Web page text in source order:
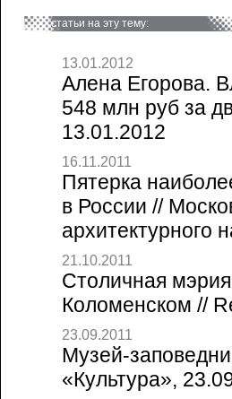
статьи на эту тему:
13.01.2012
Алена Егорова.
548 млн руб за
13.01.2012
16.11.2011
Пятерка
в России //
архитектурного
21.10.2011
Столичная
Коломенском //
23.09.2011
Музей-
«Культура»,